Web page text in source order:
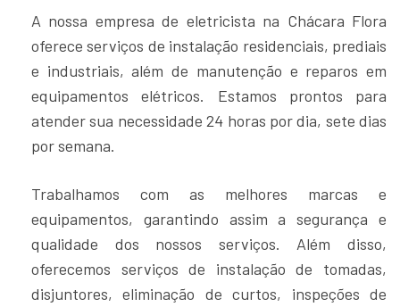
A nossa empresa de eletricista na Chácara Flora
oferece serviços de instalação residenciais, prediais
e industriais, além de manutenção e reparos em
equipamentos elétricos. Estamos prontos para
atender sua necessidade 24 horas por dia, sete dias
por semana.
Trabalhamos com as melhores marcas e
equipamentos, garantindo assim a segurança e
qualidade dos nossos serviços. Além disso,
oferecemos serviços de instalação de tomadas,
disjuntores, eliminação de curtos, inspeções de